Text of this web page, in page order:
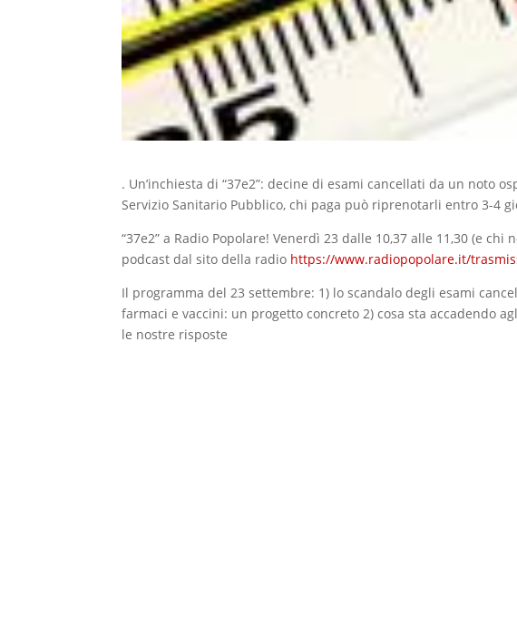
. Un’inchiesta di “37e2”: decine di esami cancellati da un noto
Servizio Sanitario Pubblico, chi paga può riprenotarli entro 3-4
“37e2” a Radio Popolare! Venerdì 23 dalle 10,37 alle 11,30 (e
podcast dal sito della radio https://www.radiopopolare.it/
Il programma del 23 settembre: 1) lo scandalo degli esami
farmaci e vaccini: un progetto concreto 2) cosa sta accadendo
le nostre risposte